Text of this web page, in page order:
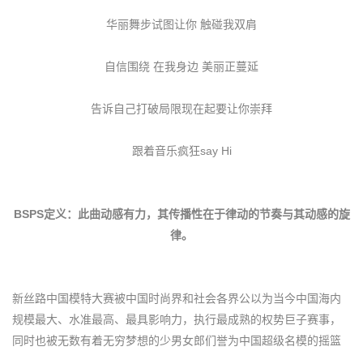
华丽舞步试图让你 触碰我双肩
自信围绕 在我身边 美丽正蔓延
告诉自己打破局限现在起要让你崇拜
跟着音乐疯狂say Hi
BSPS定义：此曲动感有力，其传播性在于律动的节奏与其动感的旋
律。
新丝路中国模特大赛被中国时尚界和社会各界公以为当今中国海内
规模最大、水准最高、最具影响力，执行最成熟的权势巨子赛事，
同时也被无数有着无穷梦想的少男女郎们誉为中国超级名模的摇篮